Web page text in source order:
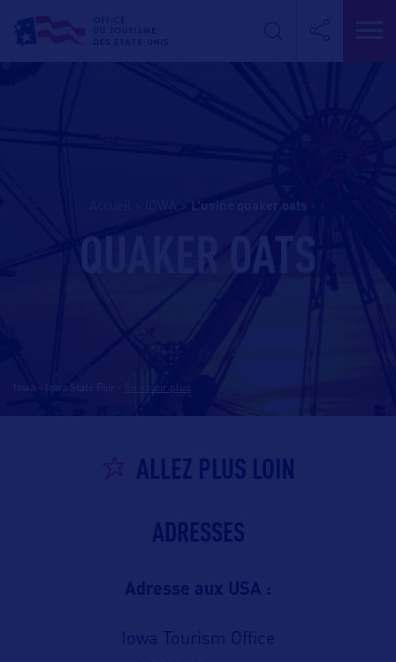
IOWA l’usine quaker oats
QUAKER OATS
Iowa - Iowa State Fair En savoir plus
ALLEZ PLUS LOIN
ADRESSES
Adresse aux USA :
Iowa Tourism Office